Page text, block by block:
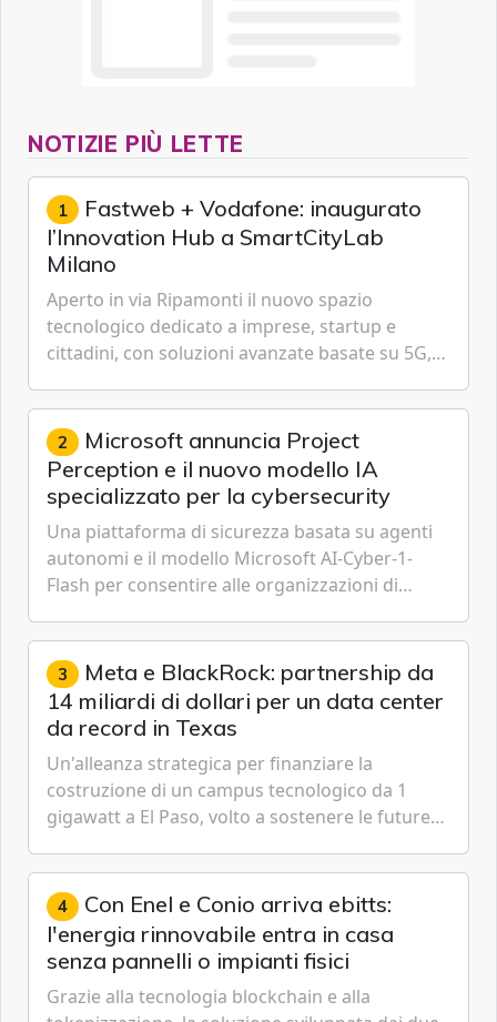
NOTIZIE PIÙ LETTE
1 Fastweb + Vodafone: inaugurato
l’Innovation Hub a SmartCityLab
Milano
Aperto in via Ripamonti il nuovo spazio
tecnologico dedicato a imprese, startup e
cittadini, con soluzioni avanzate basate su 5G,
Cybersecurity.
2 Microsoft annuncia Project
Perception e il nuovo modello IA
specializzato per la cybersecurity
Una piattaforma di sicurezza basata su agenti
autonomi e il modello Microsoft AI-Cyber-1-
Flash per consentire alle organizzazioni di
gestione continua del rischio.
3 Meta e BlackRock: partnership da
14 miliardi di dollari per un data center
da record in Texas
Un'alleanza strategica per finanziare la
costruzione di un campus tecnologico da 1
gigawatt a El Paso, volto a sostenere le future
artificiale dell'azienda di Mark Zuckerberg.
4 Con Enel e Conio arriva ebitts:
l'energia rinnovabile entra in casa
senza pannelli o impianti fisici
Grazie alla tecnologia blockchain e alla